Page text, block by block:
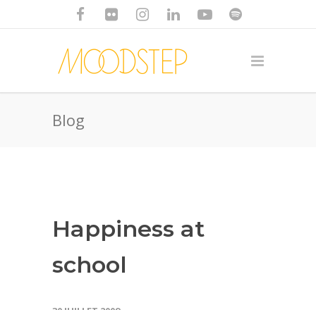
Blog
Happiness at
school